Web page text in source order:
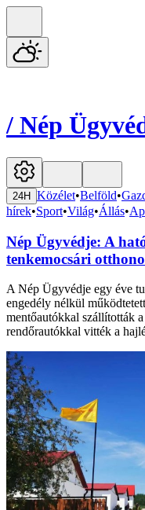
/ Nép
24H Közélet•Belföld•
hírek•Sport•Világ•Állás•
Nép Ügyvédje: A
tenkemocsári
A Nép Ügyvédje egy éve
engedély nélkül
mentőautókkal szállították
rendőrautókkal vitték a